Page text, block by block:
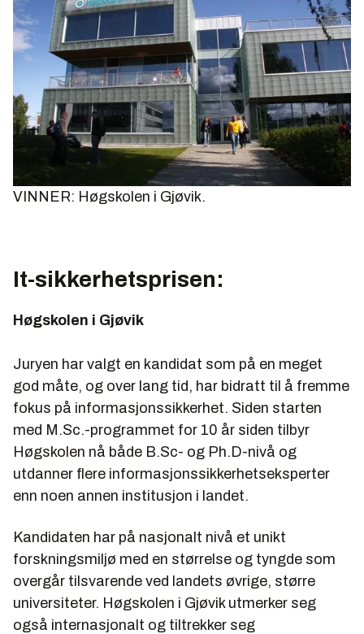
VINNER: Høgskolen i Gjøvik.
It-sikkerhetsprisen:
Høgskolen i Gjøvik
Juryen har valgt en kandidat som på en meget
god måte, og over lang tid, har bidratt til å fremme
fokus på informasjonssikkerhet. Siden starten
med M.Sc.-programmet for 10 år siden tilbyr
Høgskolen nå både B.Sc- og Ph.D-nivå og
utdanner flere informasjonssikkerhetseksperter
enn noen annen institusjon i landet.
Kandidaten har på nasjonalt nivå et unikt
forskningsmiljø med en størrelse og tyngde som
overgår tilsvarende ved landets øvrige, større
universiteter. Høgskolen i Gjøvik utmerker seg
også internasjonalt og tiltrekker seg